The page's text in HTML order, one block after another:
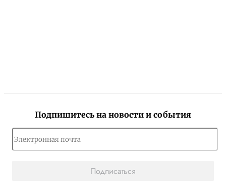
Подпишитесь на новости и события
Подписаться